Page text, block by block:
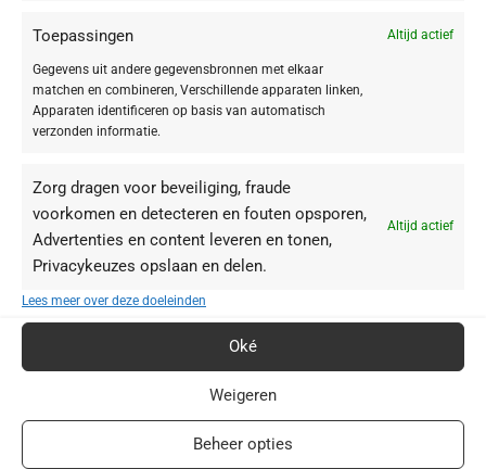
Toepassingen Altijd actief
Gegevens uit andere gegevensbronnen met elkaar
matchen en combineren, Verschillende apparaten linken,
Apparaten identificeren op basis van automatisch
verzonden informatie.
Zorg dragen voor beveiliging, fraude
voorkomen en detecteren en fouten opsporen,
Advertenties en content leveren en tonen,
Privacykeuzes opslaan en delen.
Altijd actief
Lees meer over deze doeleinden
Oké
Weigeren
Beheer opties
De lichte, gelachtige textuur trekt snel in je huid, waardoor deze ideaal is
voor zowel jouw ochtend- als avondroutine. Je kunt het product
gemakkelijk en nauwkeurig aanbrengen op zowel opkomende als
bestaande onzuiverheden. Dankzij de snelle opname kan het product
ook onder make-up worden gebruikt zonder de werking te verminderen.
Hoe werkt het?
: Reguleert de talgproductie, vermindert roodheid en onzuiverheden,
en ondersteunt huidregeneratie.
Gesulfoneerde Leisteenolie: Absorbeert overtollige olie en
onzuiverheden, reinigt de poriën, en kalmeert je huid.
elastineproductie, en hydrateert je huid.
Salicylzuur
: Reinig diep in de poriën, voorkomt verstopte poriën, kalmeert
je huid, en vermindert hyperpigmentatie.
Ervaar de nieuwste generatie in nauwkeurige anti-puistjesverzorging.